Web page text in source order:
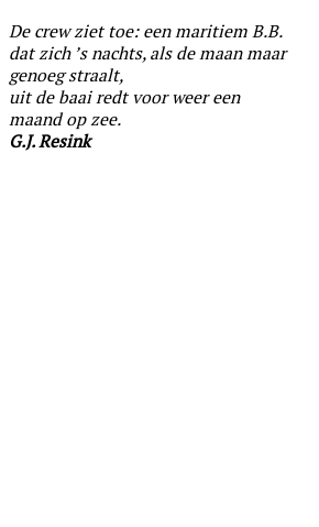
De crew ziet toe: een maritiem B.B.
dat zich ’s nachts, als de maan maar
genoeg straalt,
uit de baai redt voor weer een
maand op zee.
G.J. Resink